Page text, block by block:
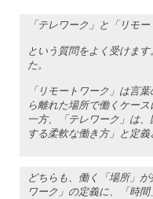
「テレワーク」と「リモ
という質問をよく受けま
た。
「リモートワーク」は言
ら離れた場所で働くケース
一方、「テレワーク」は
する柔軟な働き方」と定義
どちらも、働く「場所」
ワーク」の定義に、「時